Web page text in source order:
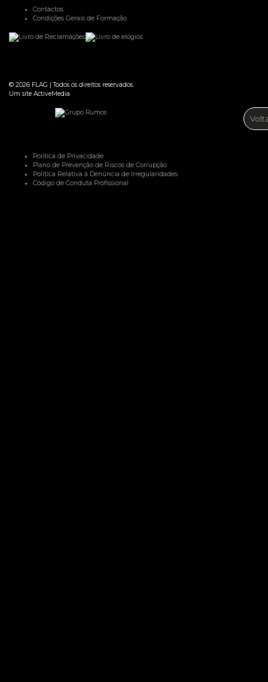
Contactos
Condições Gerais de Formação
© 2026 FLAG |Todos os direitos reservados.
Um site ActiveMedia
Política de Privacidade
Plano de Prevenção de Riscos de Corrupção
Política Relativa à Denúncia de Irregularidades
Código de Conduta Profissional